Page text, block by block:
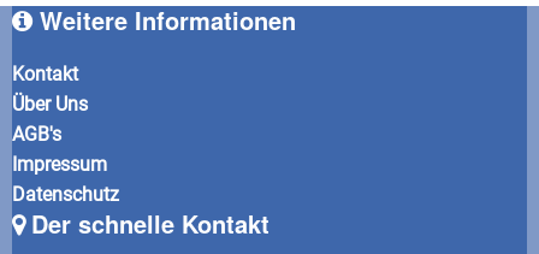
Weitere Informationen
Kontakt
Über Uns
AGB's
Impressum
Datenschutz
Der schnelle Kontakt